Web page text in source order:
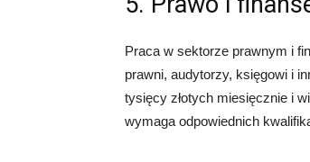
Praca w sektorze prawnym i
prawni, audytorzy, księgowi i
tysięcy złotych miesięcznie i
wymaga odpowiednich